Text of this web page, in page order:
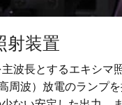
射装置
波長とするエキシマ
周波）放電のランプ